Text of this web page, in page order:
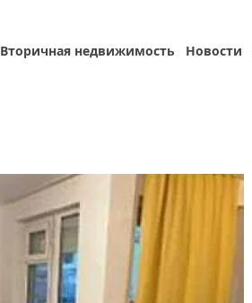
Вторичная недвижимость Новости